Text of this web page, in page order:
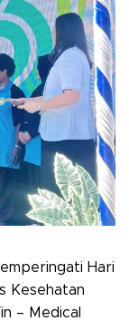
Hari
Kesehatan
– Medical